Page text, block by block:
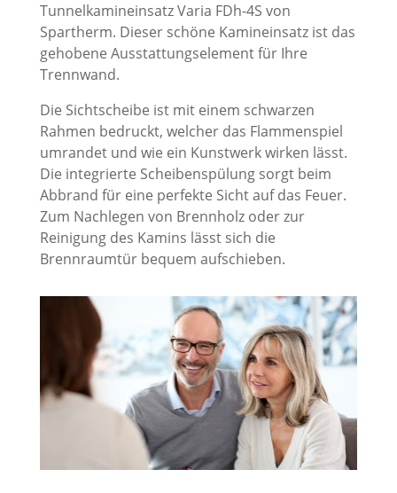
Tunnelkamineinsatz Varia FDh-4S von
Spartherm. Dieser schöne Kamineinsatz ist das
gehobene Ausstattungselement für Ihre
Trennwand.
Die Sichtscheibe ist mit einem schwarzen
Rahmen bedruckt, welcher das Flammenspiel
umrandet und wie ein Kunstwerk wirken lässt.
Die integrierte Scheibenspülung sorgt beim
Abbrand für eine perfekte Sicht auf das Feuer.
Zum Nachlegen von Brennholz oder zur
Reinigung des Kamins lässt sich die
Brennraumtür bequem aufschieben.